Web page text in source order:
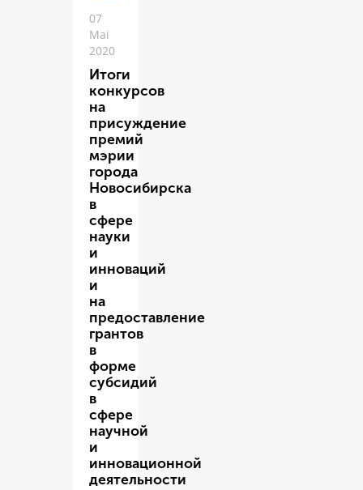
07
Mai
2020
Итоги
конкурсов
на
присуждение
премий
мэрии
города
Новосибирска
в
сфере
науки
и
инноваций
и
на
предоставление
грантов
в
форме
субсидий
в
сфере
научной
и
инновационной
деятельности